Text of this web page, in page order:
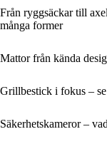
Från ryggsäckar till
många former
Mattor från kända
Grillbestick i fokus –
Säkerhetskameror –